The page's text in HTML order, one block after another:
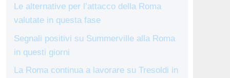
Le alternative per l’attacco della Roma
valutate in questa fase
Segnali positivi su Summerville alla Roma
in questi giorni
La Roma continua a lavorare su Tresoldi in